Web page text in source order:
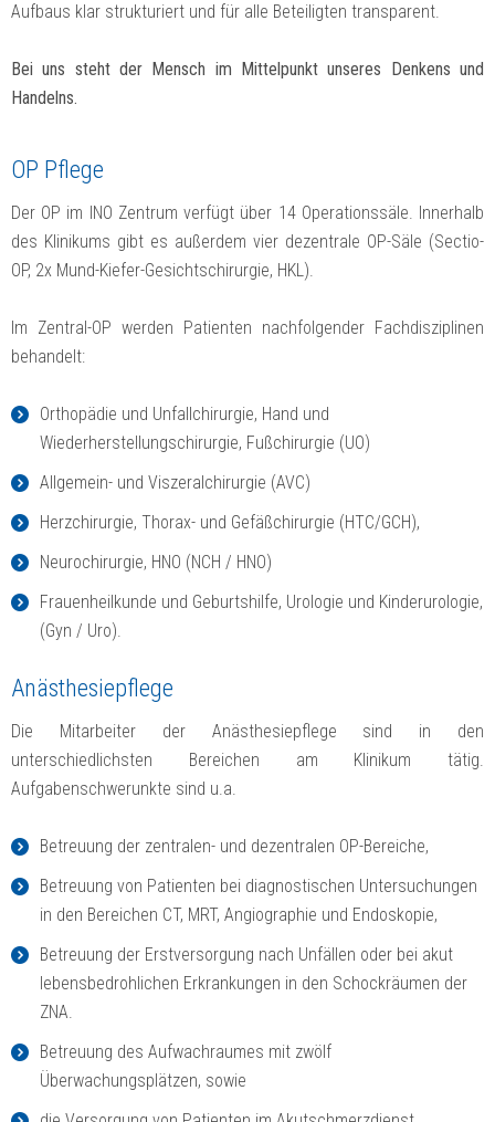
Aufbaus klar strukturiert und für alle Beteiligten transparent.
Bei uns steht der Mensch im Mittelpunkt unseres Denkens und
Handelns.
OP Pflege
Der OP im INO Zentrum verfügt über 14 Operationssäle. Innerhalb
des Klinikums gibt es außerdem vier dezentrale OP-Säle (Sectio-
OP, 2x Mund-Kiefer-Gesichtschirurgie, HKL).
Im Zentral-OP werden Patienten nachfolgender Fachdisziplinen
behandelt:
Orthopädie und Unfallchirurgie, Hand und
Wiederherstellungschirurgie, Fußchirurgie (UO)
Allgemein- und Viszeralchirurgie (AVC)
Herzchirurgie, Thorax- und Gefäßchirurgie (HTC/GCH),
Neurochirurgie, HNO (NCH / HNO)
Frauenheilkunde und Geburtshilfe, Urologie und Kinderurologie,
(Gyn / Uro).
Anästhesiepflege
Die Mitarbeiter der Anästhesiepflege sind in den
unterschiedlichsten Bereichen am Klinikum tätig.
Aufgabenschwerunkte sind u.a.
Betreuung der zentralen- und dezentralen OP-Bereiche,
Betreuung von Patienten bei diagnostischen Untersuchungen
in den Bereichen CT, MRT, Angiographie und Endoskopie,
Betreuung der Erstversorgung nach Unfällen oder bei akut
lebensbedrohlichen Erkrankungen in den Schockräumen der
ZNA.
Betreuung des Aufwachraumes mit zwölf
Überwachungsplätzen, sowie